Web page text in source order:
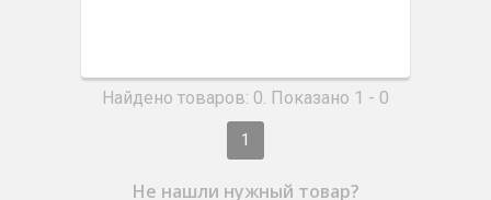
Найдено товаров: 0. Показано 1 - 0
1
Не нашли нужный товар?